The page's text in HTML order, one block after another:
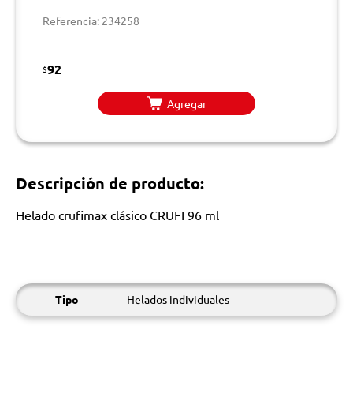
Referencia: 234258
$92
Agregar
Descripción de producto:
Helado crufimax clásico CRUFI 96 ml
Tipo Helados individuales